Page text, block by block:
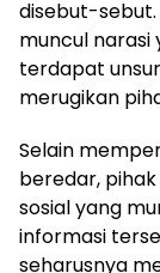
disebut-
muncul
terdapat
merugikan
Selain
beredar,
sosial yang
informasi
seharusnya